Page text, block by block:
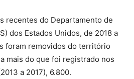
recentes do Departamento de
dos Estados Unidos, de 2018 a
foram removidos do território
mais do que foi registrado nos
a 2017), 6.800.